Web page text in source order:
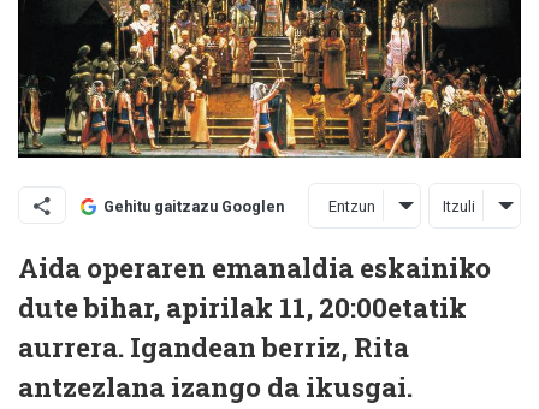
Gehitu gaitzazu Googlen Entzun Itzuli
Aida operaren emanaldia eskainiko
dute bihar, apirilak 11, 20:00etatik
aurrera. Igandean berriz, Rita
antzezlana izango da ikusgai.